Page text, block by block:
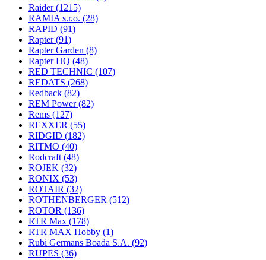
Raider(1215)
RAMIA s.r.o. (28)
RAPID (91)
Rapter(91)
Rapter Garden (8)
Rapter HQ (48)
RED TECHNIC (107)
REDATS (268)
Redback (82)
REM Power(82)
Rems (127)
REXXER (55)
RIDGID (182)
RITMO (40)
Rodcraft (48)
ROJEK (32)
RONIX (53)
ROTAIR (32)
ROTHENBERGER (512)
ROTOR (136)
RTR Max (178)
RTR MAX Hobby (1)
Rubi Germans Boada S.A. (92)
RUPES (36)